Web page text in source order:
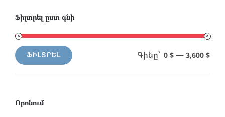
Ֆիլտրել ըստ գնի
Min
MaxՖԻԼՏՐԵԼ Գինը՝ 0 $ — 3,600 $
Որոնում